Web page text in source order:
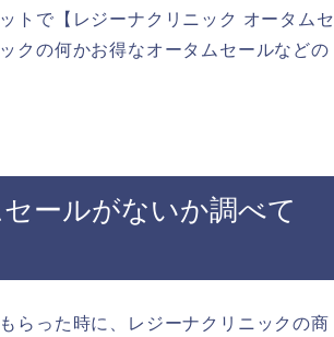
トで【レジーナクリニック オータムセ
クの何かお得なオータムセールなどの
ールがないか調べて
らった時に、レジーナクリニックの商